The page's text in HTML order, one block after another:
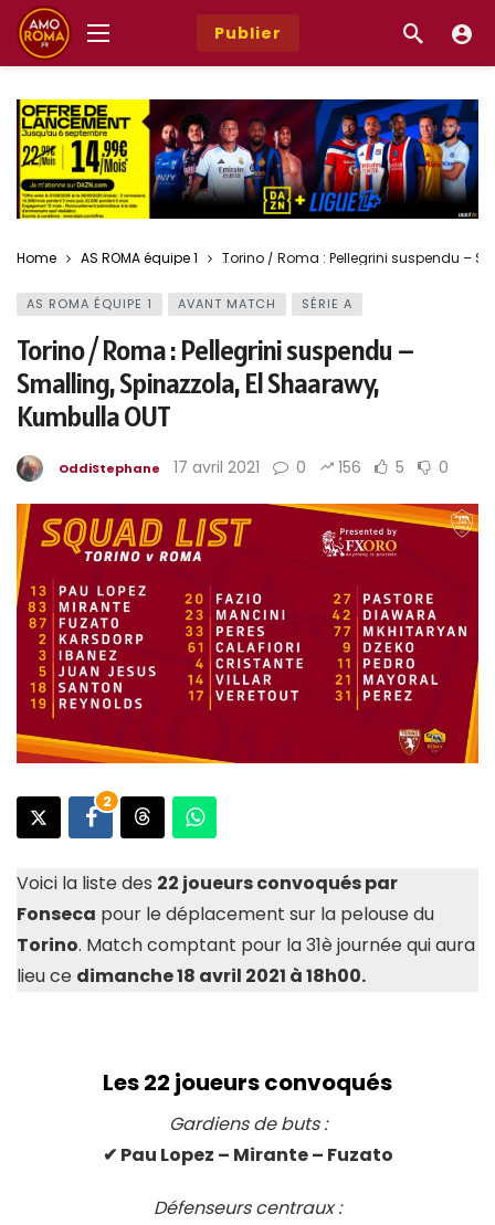
Publier
Home AS ROMA équipe 1 Torino / Roma : Pellegrini suspendu –
AS ROMA ÉQUIPE 1 AVANT MATCH SÉRIE A
Torino / Roma : Pellegrini suspendu –
Smalling, Spinazzola, El Shaarawy,
Kumbulla OUT
OddiStephane 17 avril 2021 0 156 5 0
2
Voici la liste des 22 joueurs convoqués par
Fonseca pour le déplacement sur la pelouse du
Torino. Match comptant pour la 31è journée qui aura
lieu ce dimanche 18 avril 2021 à 18h00.
Les 22 joueurs convoqués
Gardiens de buts :
✔ Pau Lopez – Mirante – Fuzato
Défenseurs centraux :